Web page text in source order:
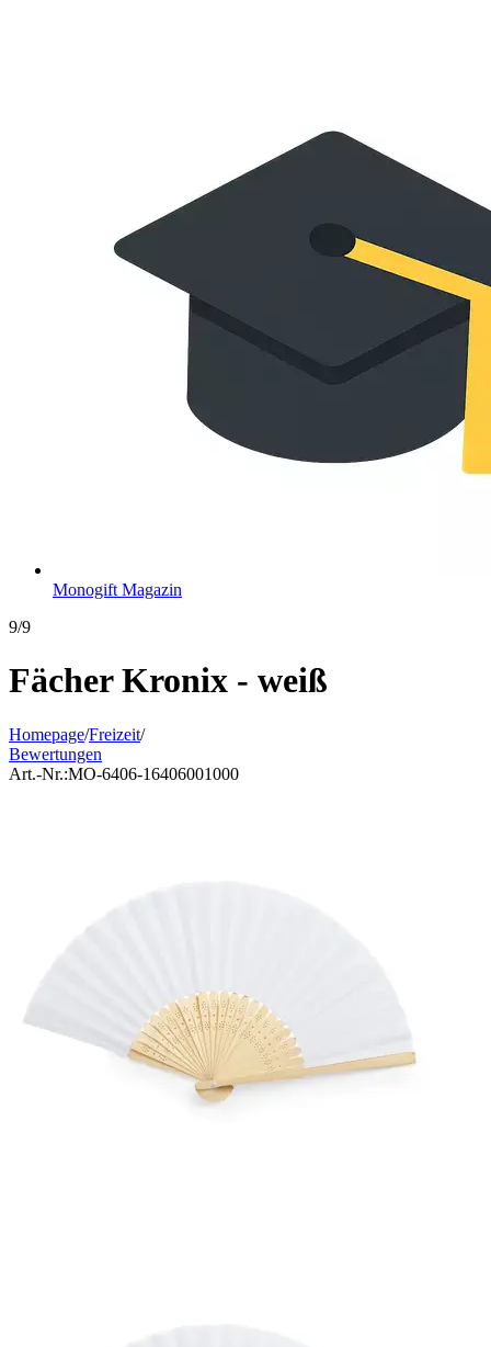
Monogift Magazin
9/9
Fächer Kronix - weiß
Homepage/Freizeit/
Bewertungen
Art.-Nr.:MO-6406-16406001000